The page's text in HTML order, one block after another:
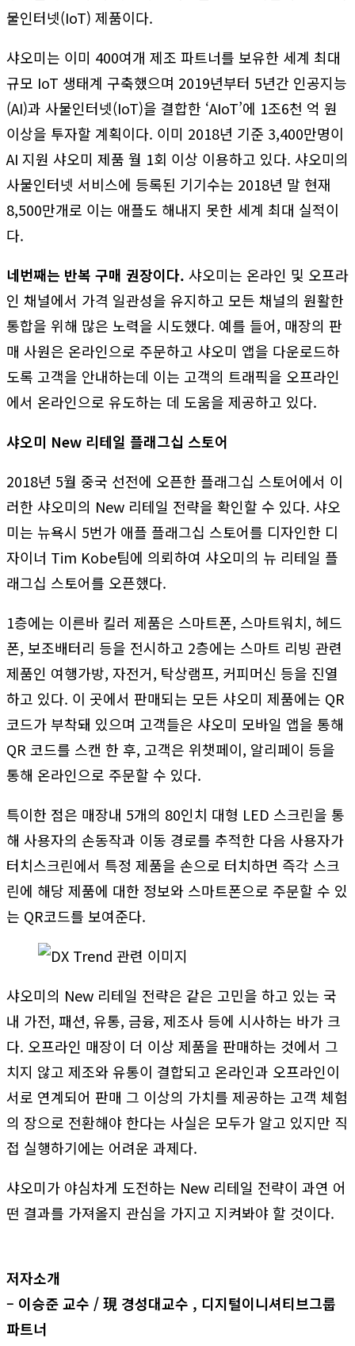
물인터넷(IoT) 제품이다.
샤오미는 이미 400여개 제조 파트너를 보유한 세계 최대
규모 IoT 생태계 구축했으며 2019년부터 5년간 인공지능
(AI)과 사물인터넷(IoT)을 결합한 ‘AIoT’에 1조6천 억 원
이상을 투자할 계획이다. 이미 2018년 기준 3,400만명이
AI 지원 샤오미 제품 월 1회 이상 이용하고 있다. 샤오미의
사물인터넷 서비스에 등록된 기기수는 2018년 말 현재
8,500만개로 이는 애플도 해내지 못한 세계 최대 실적이
다.
네번째는 반복 구매 권장이다. 샤오미는 온라인 및 오프라
인 채널에서 가격 일관성을 유지하고 모든 채널의 원활한
통합을 위해 많은 노력을 시도했다. 예를 들어, 매장의 판
매 사원은 온라인으로 주문하고 샤오미 앱을 다운로드하
도록 고객을 안내하는데 이는 고객의 트래픽을 오프라인
에서 온라인으로 유도하는 데 도움을 제공하고 있다.
샤오미 New 리테일 플래그십 스토어
2018년 5월 중국 선전에 오픈한 플래그십 스토어에서 이
러한 샤오미의 New 리테일 전략을 확인할 수 있다. 샤오
미는 뉴욕시 5번가 애플 플래그십 스토어를 디자인한 디
자이너 Tim Kobe팀에 의뢰하여 샤오미의 뉴 리테일 플
래그십 스토어를 오픈했다.
1층에는 이른바 킬러 제품은 스마트폰, 스마트워치, 헤드
폰, 보조배터리 등을 전시하고 2층에는 스마트 리빙 관련
제품인 여행가방, 자전거, 탁상램프, 커피머신 등을 진열
하고 있다. 이 곳에서 판매되는 모든 샤오미 제품에는 QR
코드가 부착돼 있으며 고객들은 샤오미 모바일 앱을 통해
QR 코드를 스캔 한 후, 고객은 위챗페이, 알리페이 등을
통해 온라인으로 주문할 수 있다.
특이한 점은 매장내 5개의 80인치 대형 LED 스크린을 통
해 사용자의 손동작과 이동 경로를 추적한 다음 사용자가
터치스크린에서 특정 제품을 손으로 터치하면 즉각 스크
린에 해당 제품에 대한 정보와 스마트폰으로 주문할 수 있
는 QR코드를 보여준다.
샤오미의 New 리테일 전략은 같은 고민을 하고 있는 국
내 가전, 패션, 유통, 금융, 제조사 등에 시사하는 바가 크
다. 오프라인 매장이 더 이상 제품을 판매하는 것에서 그
치지 않고 제조와 유통이 결합되고 온라인과 오프라인이
서로 연계되어 판매 그 이상의 가치를 제공하는 고객 체험
의 장으로 전환해야 한다는 사실은 모두가 알고 있지만 직
접 실행하기에는 어려운 과제다.
샤오미가 야심차게 도전하는 New 리테일 전략이 과연 어
떤 결과를 가져올지 관심을 가지고 지켜봐야 할 것이다.
저자소개
– 이승준 교수 / 現 경성대교수 , 디지털이니셔티브그룹
파트너